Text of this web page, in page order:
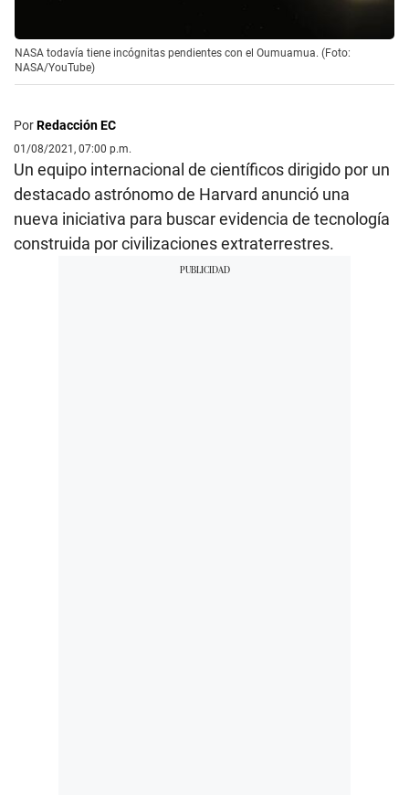
NASA todavía tiene incógnitas pendientes con el Oumuamua. (Foto:
NASA/YouTube)
PorRedacción EC
01/08/2021, 07:00 p.m.
Un equipo internacional de científicos dirigido por un
destacado astrónomo de Harvard anunció una
nueva iniciativa para buscar evidencia de tecnología
construida por civilizaciones extraterrestres.